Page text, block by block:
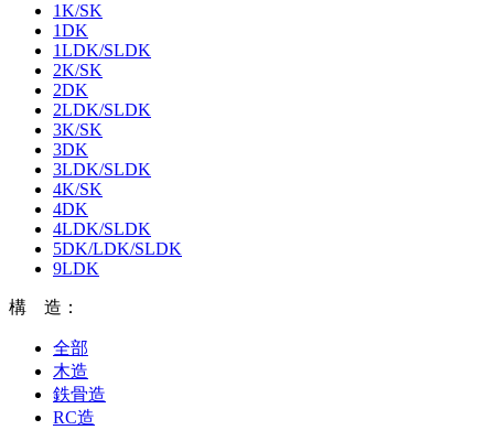
1K/SK
1DK
1LDK/SLDK
2K/SK
2DK
2LDK/SLDK
3K/SK
3DK
3LDK/SLDK
4K/SK
4DK
4LDK/SLDK
5DK/LDK/SLDK
9LDK
構 造：
全部
木造
鉄骨造
RC造